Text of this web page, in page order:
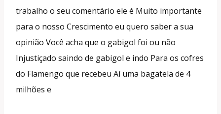
trabalho o seu comentário ele é Muito importante
para o nosso Crescimento eu quero saber a sua
opinião Você acha que o gabigol foi ou não
Injustiçado saindo de gabigol e indo Para os cofres
do Flamengo que recebeu Aí uma bagatela de 4
milhões e